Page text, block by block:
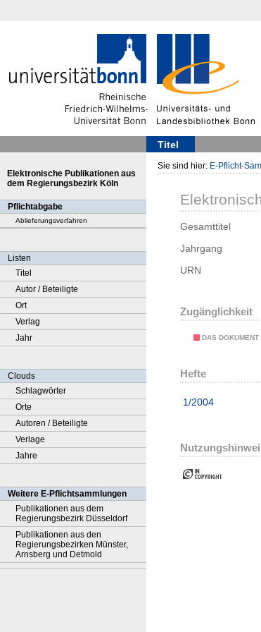
Titel
Elektronische Publikationen aus
dem Regierungsbezirk Köln
Pflichtabgabe
Ablieferungsverfahren
Listen
Titel
Autor / Beteiligte
Ort
Verlag
Jahr
Clouds
Schlagwörter
Orte
Autoren / Beteiligte
Verlage
Jahre
Weitere E-Pflichtsammlungen
Publikationen aus dem
Regierungsbezirk Düsseldorf
Publikationen aus den
Regierungsbezirken Münster,
Arnsberg und Detmold
Sie sind hier: E-Pflicht-
Gesamttitel
Jahrgang
URN
Zugänglichkeit
DAS
Hefte
1/2004